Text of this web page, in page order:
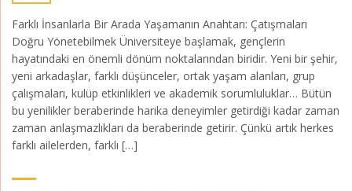
Farklı İnsanlarla Bir Arada Yaşamanın Anahtarı: Çatışmaları
Doğru Yönetebilmek Üniversiteye başlamak, gençlerin
hayatındaki en önemli dönüm noktalarından biridir. Yeni bir şehir,
yeni arkadaşlar, farklı düşünceler, ortak yaşam alanları, grup
çalışmaları, kulüp etkinlikleri ve akademik sorumluluklar… Bütün
bu yenilikler beraberinde harika deneyimler getirdiği kadar zaman
zaman anlaşmazlıkları da beraberinde getirir. Çünkü artık herkes
farklı ailelerden, farklı […]